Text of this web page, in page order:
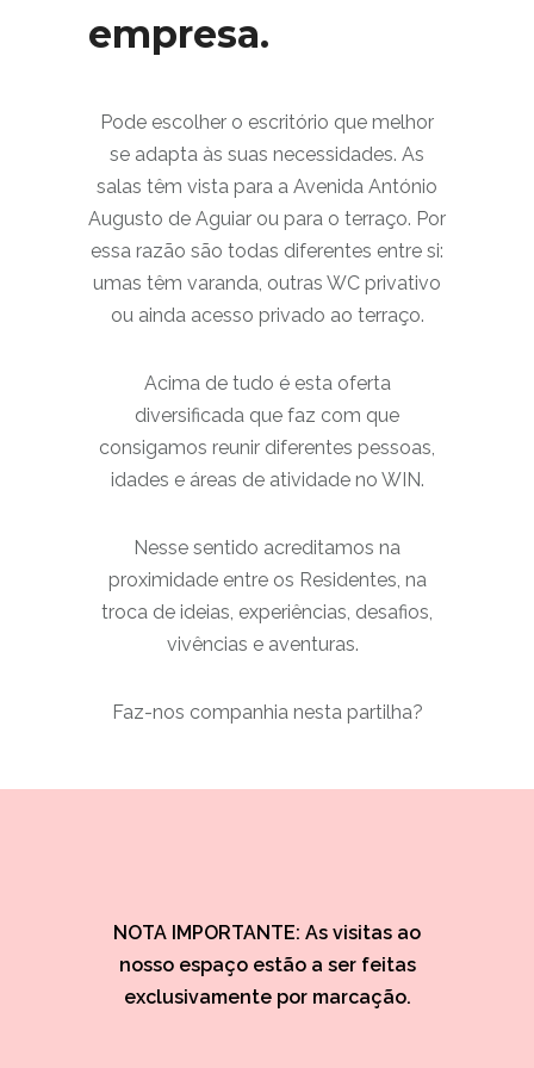
empresa.
Pode escolher o escritório que melhor
se adapta às suas necessidades. As
salas têm vista para a Avenida António
Augusto de Aguiar ou para o terraço. Por
essa razão são todas diferentes entre si:
umas têm varanda, outras WC privativo
ou ainda acesso privado ao terraço.
Acima de tudo é esta oferta
diversificada que faz com que
consigamos reunir diferentes pessoas,
idades e áreas de atividade no WIN.
Nesse sentido acreditamos na
proximidade entre os Residentes, na
troca de ideias, experiências, desafios,
vivências e aventuras.
Faz-nos companhia nesta partilha?
NOTA IMPORTANTE: As visitas ao
nosso espaço estão a ser feitas
exclusivamente por marcação.